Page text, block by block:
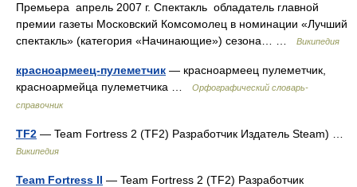
Премьера апрель 2007 г. Спектакль обладатель главной
премии газеты Московский Комсомолец в номинации «Лучший
спектакль» (категория «Начинающие») сезона… …
Википедия
красноармеец-пулеметчик — красноармеец пулеметчик,
красноармейца пулеметчика …
Орфографический словарь-
справочник
TF2 — Team Fortress 2 (TF2) Разработчик Издатель Steam) …
Википедия
Team Fortress II — Team Fortress 2 (TF2) Разработчик